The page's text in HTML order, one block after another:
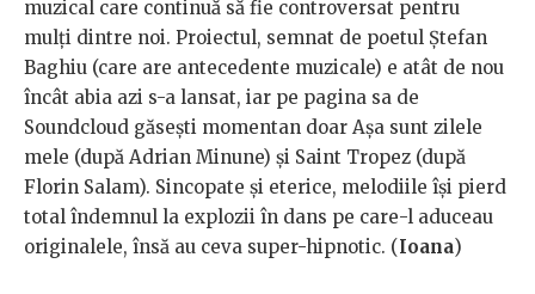
muzical care continuă să fie controversat pentru
mulți dintre noi. Proiectul, semnat de poetul Ștefan
Baghiu (care are antecedente muzicale) e atât de nou
încât abia azi s-a lansat, iar pe pagina sa de
Soundcloud găsești momentan doar Așa sunt zilele
mele (după Adrian Minune) și Saint Tropez (după
Florin Salam). Sincopate și eterice, melodiile își pierd
total îndemnul la explozii în dans pe care-l aduceau
originalele, însă au ceva super-hipnotic. (Ioana)